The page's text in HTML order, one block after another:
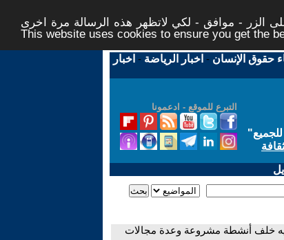
الزر - موافق - لكي لاتظهر هذه الرسالة مرة اخرى -
This website uses cookies to ensure you get the
حقوق الإنسان - اخبار الرياضة - اخبار
التبرع للموقع - ادعمونا
"
تنتظر متهم بغسل 30 مليون جنيه خلف أنشطة مشروعة وعدة مجالات